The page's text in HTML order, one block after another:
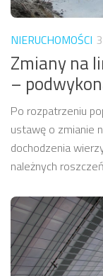
NIERUCHOMOŚCI
Zmiany na
–
Po rozpatrzeniu
ustawę o zmianie
dochodzenia
należnych